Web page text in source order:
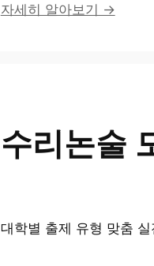
자세히 알아보기 →
수리논술
대학별 출제 유형 맞춤 실